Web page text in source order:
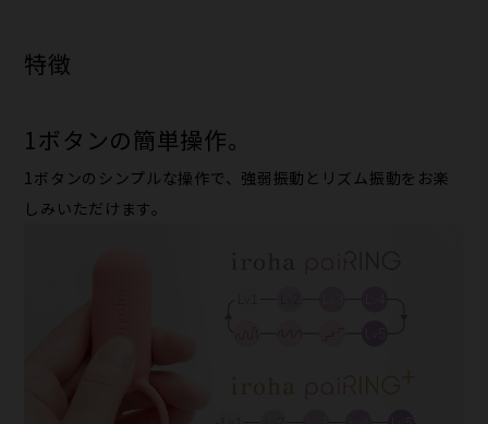
特徴
1ボタンの​簡単操作。​
1ボタンの​シンプルな​操作で、​強弱振動と​リズム振動を​お楽
しみいただけます。​